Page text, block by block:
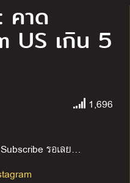
คาด
US เกิน 5
1,696
Subscribe รอเลย…